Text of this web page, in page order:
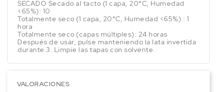
SECADO Secado al tacto (1 capa, 20°C, Humedad
<65%): 10
Totalmente seco (1 capa, 20°C, Humedad <65%) : 1
hora
Totalmente seco (capas múltiples): 24 horas
Después de usar, pulse manteniendo la lata invertida
durante 3. Limpie las tapas con solvente.
VALORACIONES